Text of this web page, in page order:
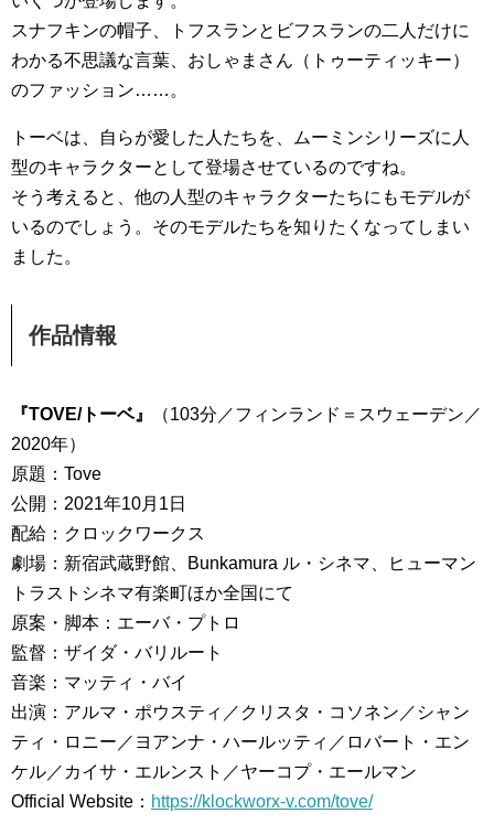
スナフキンの帽子、トフスランとビフスランの二人だけに
わかる不思議な言葉、おしゃまさん（トゥーティッキー）
のファッション……。
トーベは、自らが愛した人たちを、ムーミンシリーズに人
型のキャラクターとして登場させているのですね。
そう考えると、他の人型のキャラクターたちにもモデルが
いるのでしょう。そのモデルたちを知りたくなってしまい
ました。
作品情報
『TOVE/トーベ』
（103分／フィンランド＝スウェーデン／
2020年）
原題：Tove
公開：2021年10月1日
配給：クロックワークス
劇場：新宿武蔵野館、Bunkamura ル・シネマ、ヒューマン
トラストシネマ有楽町ほか全国にて
原案・脚本：エーバ・プトロ
監督：ザイダ・バリルート
音楽：マッティ・バイ
出演：アルマ・ポウスティ／クリスタ・コソネン／シャン
ティ・ロニー／ヨアンナ・ハールッティ／ロバート・エン
ケル／カイサ・エルンスト／ヤーコプ・エールマン
Official Website： https://klockworx-v.com/tove/